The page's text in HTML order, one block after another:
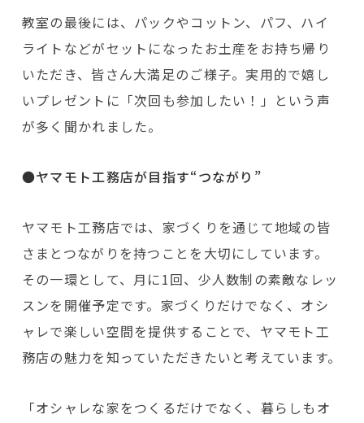
教室の最後には、パックやコットン、パフ、ハイ
ライトなどがセットになったお土産をお持ち帰り
いただき、皆さん大満足のご様子。実用的で嬉し
いプレゼントに「次回も参加したい！」という声
が多く聞かれました。
●ヤマモト工務店が目指す“つながり”
ヤマモト工務店では、家づくりを通じて地域の皆
さまとつながりを持つことを大切にしています。
その一環として、月に1回、少人数制の素敵なレッ
スンを開催予定です。家づくりだけでなく、オシ
ャレで楽しい空間を提供することで、ヤマモト工
務店の魅力を知っていただきたいと考えています。
「オシャレな家をつくるだけでなく、暮らしもオ